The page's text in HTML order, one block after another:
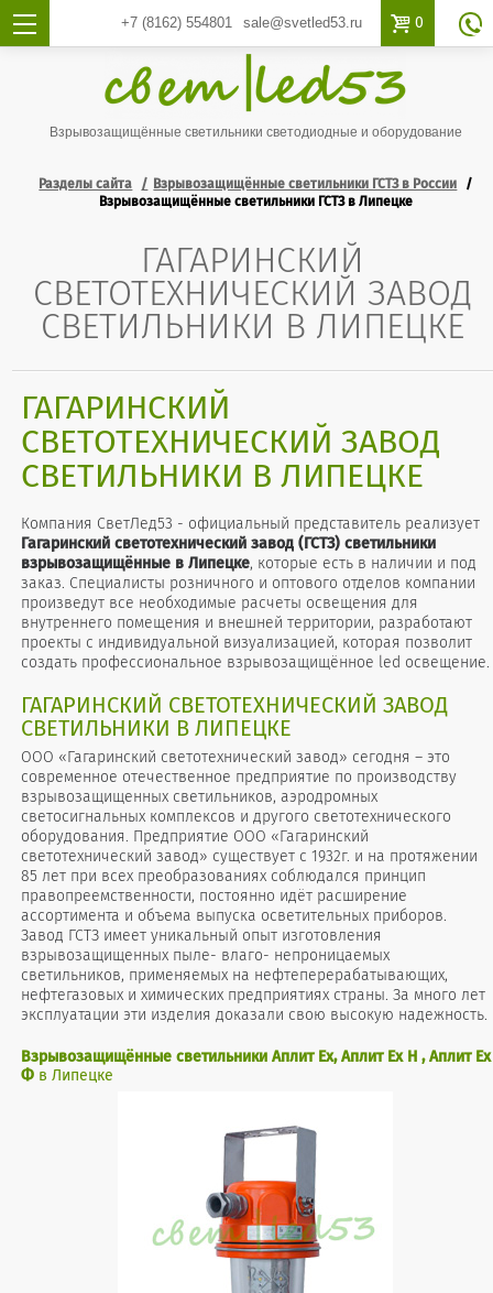
+7 (8162)554801 sale@svetled53.ru  0 
Взрывозащищённые светильники светодиодные и оборудование
Разделы сайта
Взрывозащищённые светильники ГСТЗ в России
Взрывозащищённые светильники ГСТЗ в Липецке
ГАГАРИНСКИЙ
СВЕТОТЕХНИЧЕСКИЙ ЗАВОД
СВЕТИЛЬНИКИ В ЛИПЕЦКЕ
ГАГАРИНСКИЙ
СВЕТОТЕХНИЧЕСКИЙ ЗАВОД
СВЕТИЛЬНИКИ В ЛИПЕЦКЕ
Компания СветЛед53 - официальный представитель реализует
Гагаринский светотехнический завод (ГСТЗ) светильники
взрывозащищённые в Липецке, которые есть в наличии и под
заказ. Специалисты розничного и оптового отделов компании
произведут все необходимые расчеты освещения для
внутреннего помещения и внешней территории, разработают
проекты с индивидуальной визуализацией, которая позволит
создать профессиональное взрывозащищённое led освещение.
ГАГАРИНСКИЙ СВЕТОТЕХНИЧЕСКИЙ ЗАВОД
СВЕТИЛЬНИКИ В ЛИПЕЦКЕ
ООО «Гагаринский светотехнический завод» сегодня – это
современное отечественное предприятие по производству
взрывозащищенных светильников, аэродромных
светосигнальных комплексов и другого светотехнического
оборудования. Предприятие ООО «Гагаринский
светотехнический завод» существует с 1932г. и на протяжении
85 лет при всех преобразованиях соблюдался принцип
правопреемственности, постоянно идёт расширение
ассортимента и объема выпуска осветительных приборов.
Завод ГСТЗ имеет уникальный опыт изготовления
взрывозащищенных пыле- влаго- непроницаемых
светильников, применяемых на нефтеперерабатывающих,
нефтегазовых и химических предприятиях страны. За много лет
эксплуатации эти изделия доказали свою высокую надежность.
Взрывозащищённые светильники Аплит Ex, Аплит Ex Н , Аплит Ex
Ф в Липецке